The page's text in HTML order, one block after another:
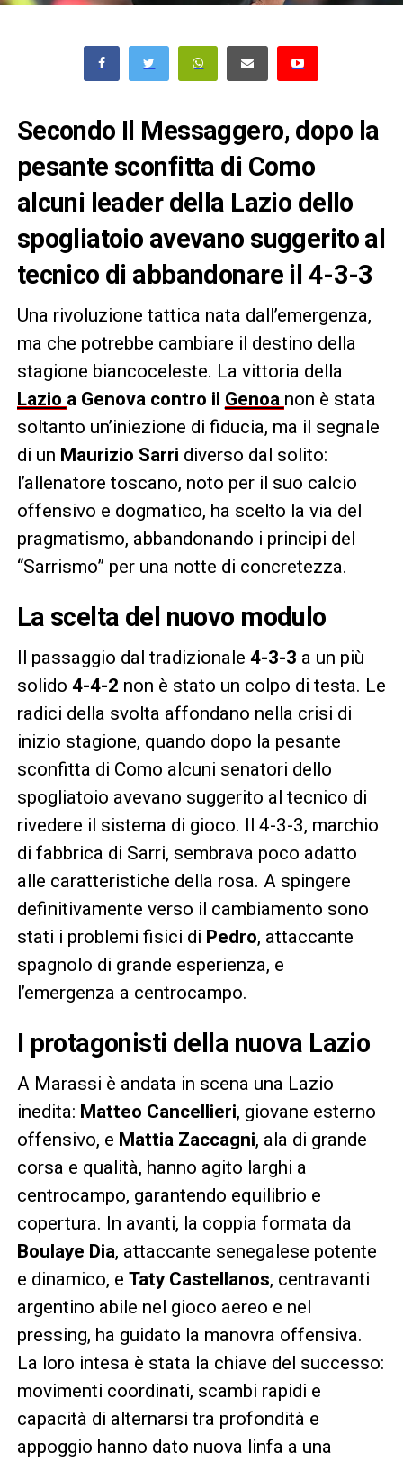
Secondo Il Messaggero, dopo la
pesante sconfitta di Como
alcuni leader della Lazio dello
spogliatoio avevano suggerito al
tecnico di abbandonare il 4-3-3
Una rivoluzione tattica nata dall’emergenza,
ma che potrebbe cambiare il destino della
stagione biancoceleste. La vittoria della
Lazio a Genova contro il Genoa non è stata
soltanto un’iniezione di fiducia, ma il segnale
di un Maurizio Sarri diverso dal solito:
l’allenatore toscano, noto per il suo calcio
offensivo e dogmatico, ha scelto la via del
pragmatismo, abbandonando i principi del
“Sarrismo” per una notte di concretezza.
La scelta del nuovo modulo
Il passaggio dal tradizionale 4-3-3 a un più
solido 4-4-2 non è stato un colpo di testa. Le
radici della svolta affondano nella crisi di
inizio stagione, quando dopo la pesante
sconfitta di Como alcuni senatori dello
spogliatoio avevano suggerito al tecnico di
rivedere il sistema di gioco. Il 4-3-3, marchio
di fabbrica di Sarri, sembrava poco adatto
alle caratteristiche della rosa. A spingere
definitivamente verso il cambiamento sono
stati i problemi fisici di Pedro, attaccante
spagnolo di grande esperienza, e
l’emergenza a centrocampo.
I protagonisti della nuova Lazio
A Marassi è andata in scena una Lazio
inedita: Matteo Cancellieri, giovane esterno
offensivo, e Mattia Zaccagni, ala di grande
corsa e qualità, hanno agito larghi a
centrocampo, garantendo equilibrio e
copertura. In avanti, la coppia formata da
Boulaye Dia, attaccante senegalese potente
e dinamico, e Taty Castellanos, centravanti
argentino abile nel gioco aereo e nel
pressing, ha guidato la manovra offensiva.
La loro intesa è stata la chiave del successo:
movimenti coordinati, scambi rapidi e
capacità di alternarsi tra profondità e
appoggio hanno dato nuova linfa a una